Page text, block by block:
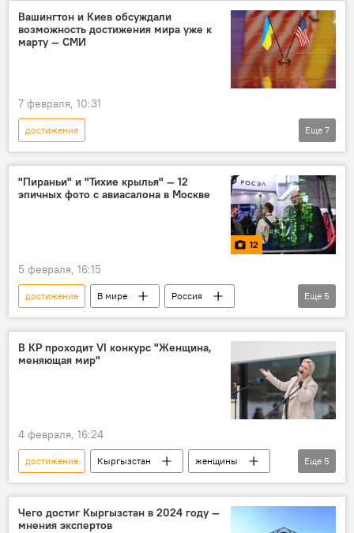
промышленность
экономика
развитие
Вашингтон и Киев обсуждали
возможность достижения мира уже к
марту — СМИ
7 февраля, 10:31
достижение
Спецоперация России по защите Донбасса
Россия
Украина
США
переговоры
мир
Еще 7
"Пираньи" и "Тихие крылья" — 12
эпичных фото с авиасалона в Москве
12
5 февраля, 16:15
достижение В мире
Россия
Москва
выставка НАИС-2026
дроны
вертолет
Еще 5
В КР проходит VI конкурс "Женщина,
меняющая мир"
4 февраля, 16:24
достижение Кыргызстан
женщины
конкурс
участие
страна
Еще 5
Чего достиг Кыргызстан в 2024 году —
мнения экспертов